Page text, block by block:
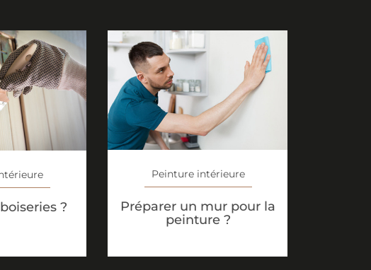
?
Peinture intérieure
Préparer un mur pour la
peinture ?